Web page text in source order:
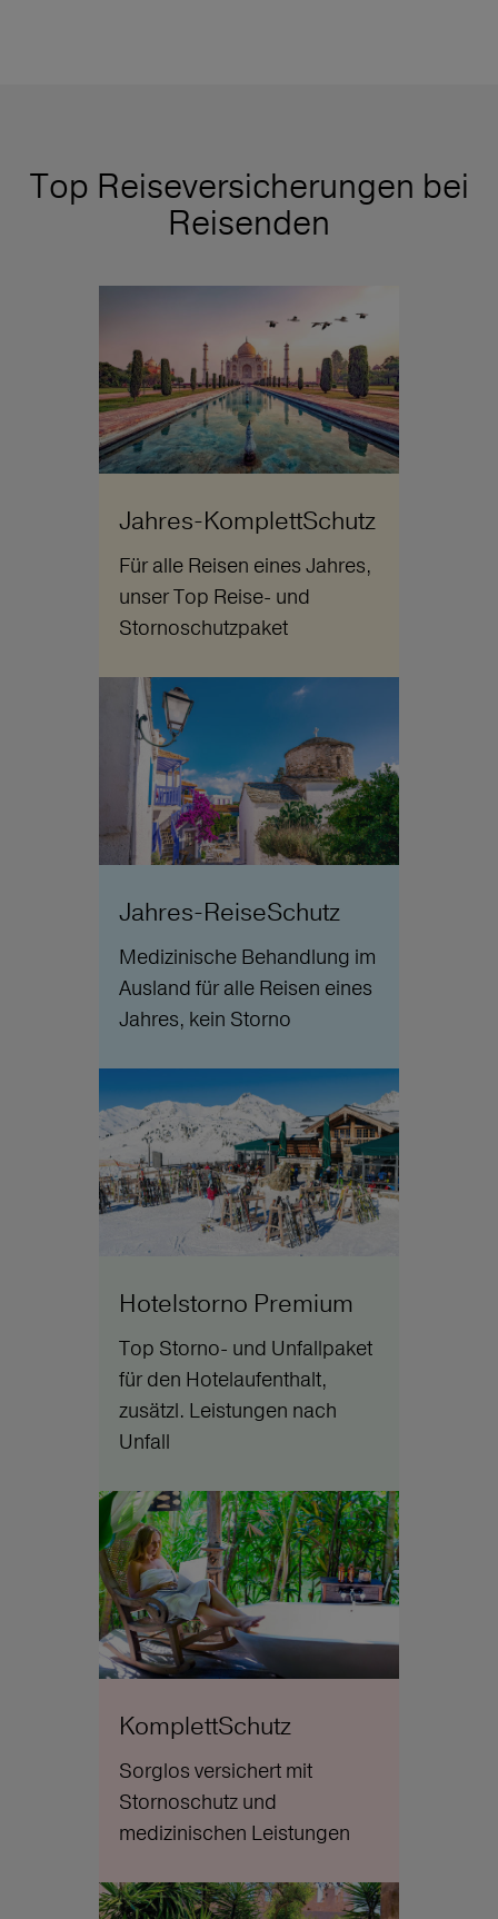
Top Reiseversicherungen bei
Reisenden
Jahres-KomplettSchutz
Für alle Reisen eines Jahres,
unser Top Reise- und
Stornoschutzpaket
Jahres-ReiseSchutz
Medizinische Behandlung im
Ausland für alle Reisen eines
Jahres, kein Storno
Hotelstorno Premium
Top Storno- und Unfallpaket
für den Hotelaufenthalt,
zusätzl. Leistungen nach
Unfall
KomplettSchutz
Sorglos versichert mit
Stornoschutz und
medizinischen Leistungen